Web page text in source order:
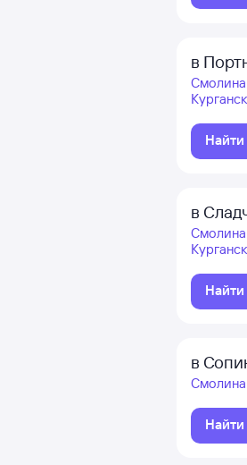
в
в
Смолина
в